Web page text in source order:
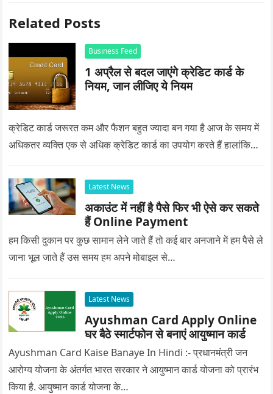
Related Posts
Business Feed
1 अप्रैल से बदल जाएंगे क्रेडिट कार्ड के
नियम, जान लीजिए ये नियम
क्रेडिट कार्ड जरूरत कम और फैशन बहुत ज्यादा बन गया है आज के समय में
अधिकतर व्यक्ति एक से अधिक क्रेडिट कार्ड का उपयोग करते हैं हालांकि…
Latest News
अकाउंट में नहीं है पैसे फिर भी ऐसे कर सकते
हैं Online Payment
हम किसी दुकान पर कुछ सामान लेने जाते हैं तो कई बार अनजाने में हम पैसे ले
जाना भूल जाते हैं उस समय हम अपने मोबाइल से…
Latest News
Ayushman Card Apply Online
घर बैठे स्मार्टफोन से बनाएं आयुष्मान कार्ड
Ayushman Card Kaise Banaye In Hindi :- प्रधानमंत्री जन
आरोग्य योजना के अंतर्गत भारत सरकार ने आयुष्मान कार्ड योजना को प्रारंभ
किया है. आयुष्मान कार्ड योजना के…